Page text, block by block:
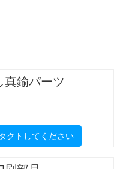
真鍮パーツ
クトしてください